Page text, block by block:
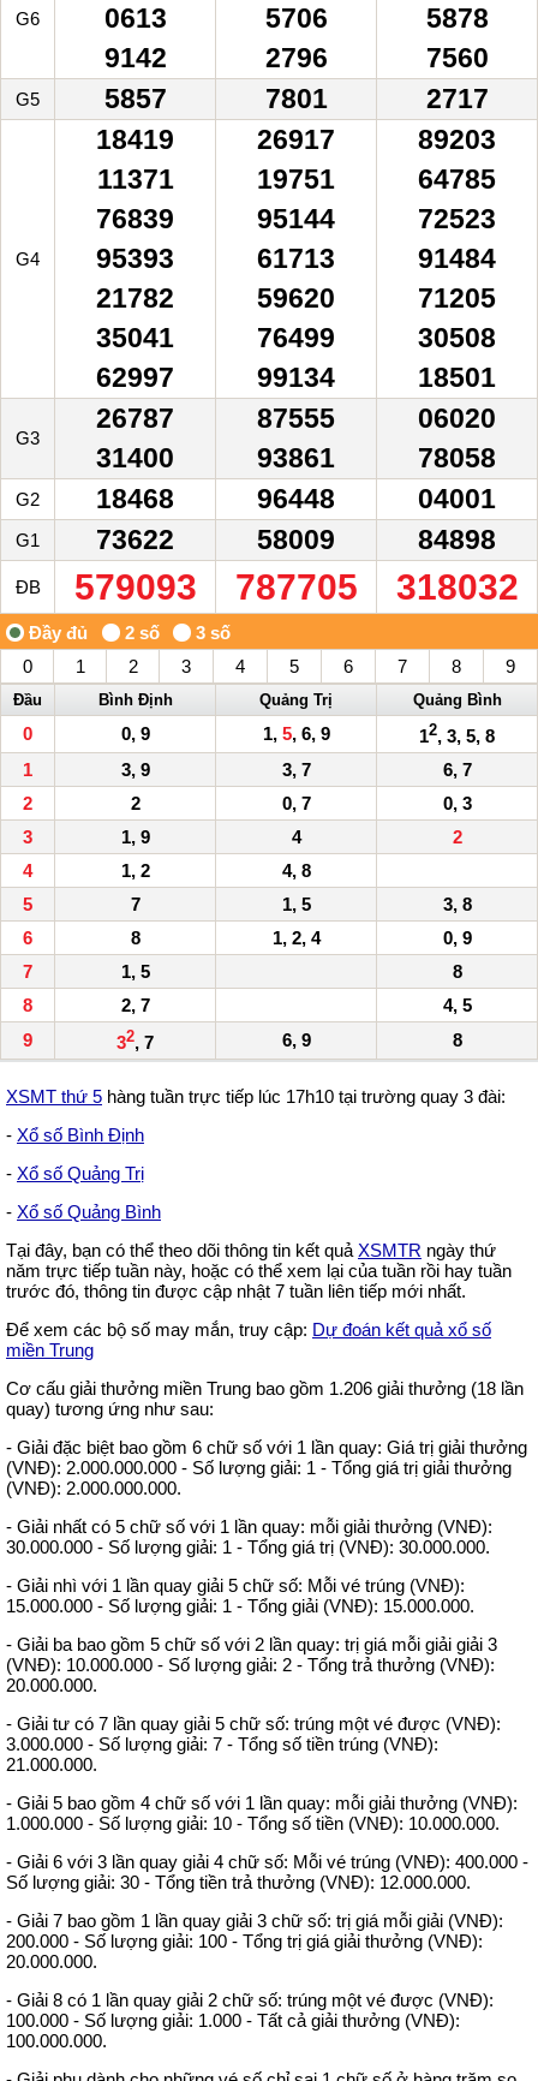
G6
0613
9142
5706
2796
5878
7560
G5 5857 7801 2717
G4
18419
11371
76839
95393
21782
35041
62997
26917
19751
95144
61713
59620
76499
99134
89203
64785
72523
91484
71205
30508
18501
G3
26787
31400
87555
93861
06020
78058
G2 18468 96448 04001
G1 73622 58009 84898
ĐB 579093 787705 318032
0 1 2 3 4 5 6 7 8 9
Đầu Bình Định Quảng Trị Quảng Bình
0 0, 9 1, 5, 6, 9 12, 3, 5, 8
1
3, 9 3, 7
6, 7
2
2 0, 7
0, 3
3
1, 9 4
2
4
1, 2
4, 8
5
7 1, 5
3, 8
6
8 1, 2, 4
0, 9
7
1, 5
8
8
2, 7
4, 5
9
32, 7 6, 9 8
XSMT thứ 5 hàng tuần trực tiếp lúc 17h10 tại trường quay 3 đài:
- Xổ số Bình Định
- Xổ số Quảng Trị
- Xổ số Quảng Bình
Tại đây, bạn có thể theo dõi thông tin kết quả XSMTR ngày thứ
năm trực tiếp tuần này, hoặc có thể xem lại của tuần rồi hay tuần
trước đó, thông tin được cập nhật 7 tuần liên tiếp mới nhất.
Để xem các bộ số may mắn, truy cập: Dự đoán kết quả xổ số
miền Trung
Cơ cấu giải thưởng miền Trung bao gồm 1.206 giải thưởng (18 lần
quay) tương ứng như sau:
- Giải đặc biệt bao gồm 6 chữ số với 1 lần quay: Giá trị giải thưởng
(VNĐ): 2.000.000.000 - Số lượng giải: 1 - Tổng giá trị giải thưởng
(VNĐ): 2.000.000.000.
- Giải nhất có 5 chữ số với 1 lần quay: mỗi giải thưởng (VNĐ):
30.000.000 - Số lượng giải: 1 - Tổng giá trị (VNĐ): 30.000.000.
- Giải nhì với 1 lần quay giải 5 chữ số: Mỗi vé trúng (VNĐ):
15.000.000 - Số lượng giải: 1 - Tổng giải (VNĐ): 15.000.000.
- Giải ba bao gồm 5 chữ số với 2 lần quay: trị giá mỗi giải giải 3
(VNĐ): 10.000.000 - Số lượng giải: 2 - Tổng trả thưởng (VNĐ):
20.000.000.
- Giải tư có 7 lần quay giải 5 chữ số: trúng một vé được (VNĐ):
3.000.000 - Số lượng giải: 7 - Tổng số tiền trúng (VNĐ):
21.000.000.
- Giải 5 bao gồm 4 chữ số với 1 lần quay: mỗi giải thưởng (VNĐ):
1.000.000 - Số lượng giải: 10 - Tổng số tiền (VNĐ): 10.000.000.
- Giải 6 với 3 lần quay giải 4 chữ số: Mỗi vé trúng (VNĐ): 400.000 -
Số lượng giải: 30 - Tổng tiền trả thưởng (VNĐ): 12.000.000.
- Giải 7 bao gồm 1 lần quay giải 3 chữ số: trị giá mỗi giải (VNĐ):
200.000 - Số lượng giải: 100 - Tổng trị giá giải thưởng (VNĐ):
20.000.000.
- Giải 8 có 1 lần quay giải 2 chữ số: trúng một vé được (VNĐ):
100.000 - Số lượng giải: 1.000 - Tất cả giải thưởng (VNĐ):
100.000.000.